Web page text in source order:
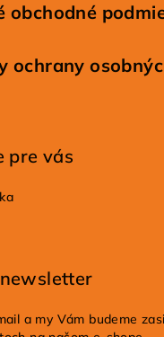
obchodné
ochrany
pre vás
a my Vám budeme